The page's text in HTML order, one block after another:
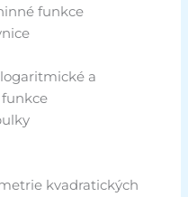
funkce
a
kvadratických